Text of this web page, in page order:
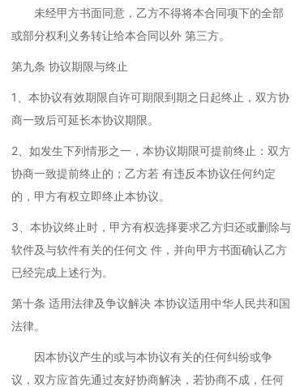
未经甲方书面同意，乙方不得将本合同项下的全部
或部分权利义务转让给本合同以外 第三方。
第九条 协议期限与终止
1、本协议有效期限自许可期限到期之日起终止，双方协
商一致后可延长本协议期限。
2、如发生下列情形之一，本协议期限可提前终止：双方
协商一致提前终止的；乙方若 有违反本协议任何约定
的，甲方有权立即终止本协议。
3、本协议终止时，甲方有权选择要求乙方归还或删除与
软件及与软件有关的任何文 件，并向甲方书面确认乙方
已经完成上述行为。
第十条 适用法律及争议解决 本协议适用中华人民共和国
法律。
因本协议产生的或与本协议有关的任何纠纷或争
议，双方应首先通过友好协商解决，若协商不成，任何